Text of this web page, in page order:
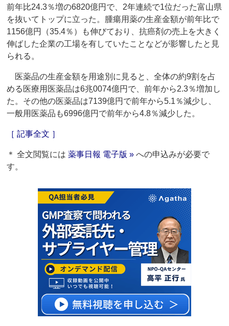
前年比24.3％増の6820億円で、2年連続で1位だった富山県
を抜いてトップに立った。腫瘍用薬の生産金額が前年比で
1156億円（35.4％）も伸びており、抗癌剤の売上を大きく
伸ばした企業の工場を有していたことなどが影響したと見
られる。
医薬品の生産金額を用途別に見ると、全体の約9割を占
める医療用医薬品は6兆0074億円で、前年から2.3％増加し
た。その他の医薬品は7139億円で前年から5.1％減少し、
一般用医薬品も6996億円で前年から4.8％減少した。
［ 記事全文 ］
＊ 全文閲覧には薬事日報 電子版 » への申込みが必要で
す。